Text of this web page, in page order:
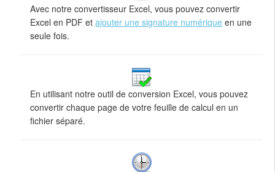
Avec notre convertisseur Excel, vous pouvez convertir
Excel en PDF etajouter une signature numérique en une
seule fois.
En utilisant notre outil de conversion Excel, vous pouvez
convertir chaque page de votre feuille de calcul en un
fichier séparé.